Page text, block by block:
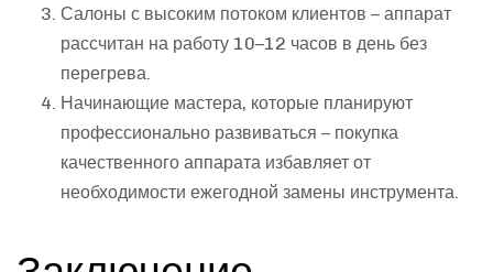
Салоны с высоким потоком клиентов – аппарат
рассчитан на работу 10–12 часов в день без
перегрева.
Начинающие мастера, которые планируют
профессионально развиваться – покупка
качественного аппарата избавляет от
необходимости ежегодной замены инструмента.